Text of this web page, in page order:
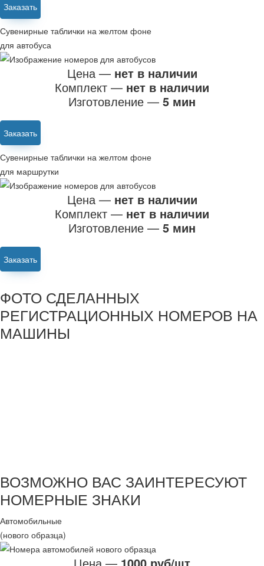
Заказать
Сувенирные таблички на желтом фоне
для автобуса
Цена — нет в наличии
Комплект — нет в наличии
Изготовление — 5 мин
Заказать
Сувенирные таблички на желтом фоне
для маршрутки
Цена — нет в наличии
Комплект — нет в наличии
Изготовление — 5 мин
Заказать
ФОТО СДЕЛАННЫХ
РЕГИСТРАЦИОННЫХ НОМЕРОВ НА
МАШИНЫ
ВОЗМОЖНО ВАС ЗАИНТЕРЕСУЮТ
НОМЕРНЫЕ ЗНАКИ
Автомобильные
(нового образца)